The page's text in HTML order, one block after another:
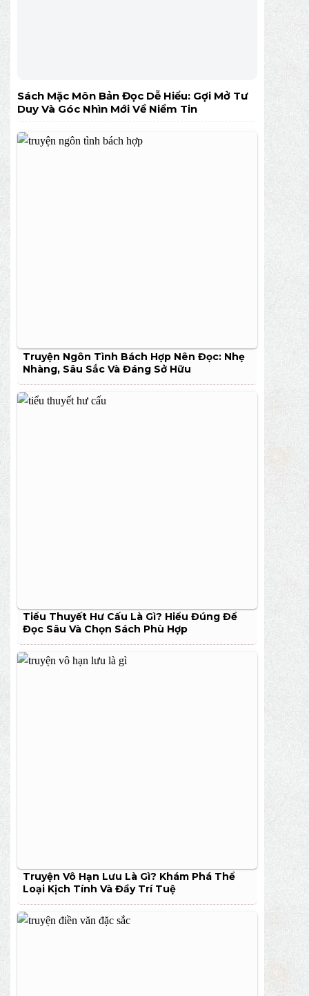
Sách Mặc Môn Bản Đọc Dễ Hiểu: Gợi Mở Tư
Duy Và Góc Nhìn Mới Về Niềm Tin
Truyện Ngôn Tình Bách Hợp Nên Đọc: Nhẹ
Nhàng, Sâu Sắc Và Đáng Sở Hữu
Tiểu Thuyết Hư Cấu Là Gì? Hiểu Đúng Để
Đọc Sâu Và Chọn Sách Phù Hợp
Truyện Vô Hạn Lưu Là Gì? Khám Phá Thể
Loại Kịch Tính Và Đầy Trí Tuệ